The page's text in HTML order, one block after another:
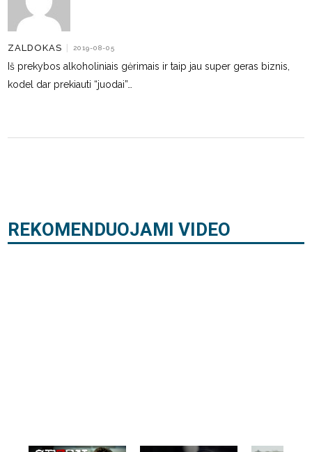
ZALDOKAS | 2019-08-05
Iš prekybos alkoholiniais gėrimais ir taip jau super geras biznis,
kodel dar prekiauti “juodai”…
REKOMENDUOJAMI VIDEO